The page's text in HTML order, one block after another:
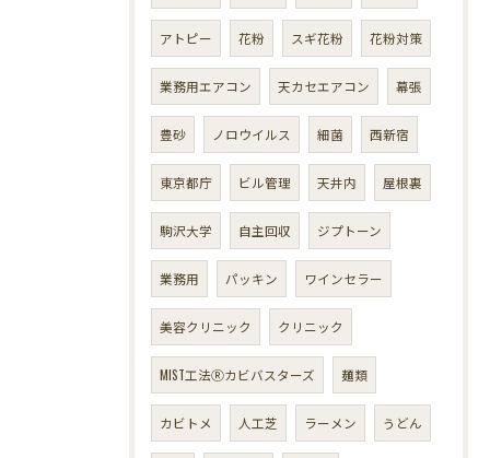
アトピー 花粉 スギ花粉 花粉対策
業務用エアコン 天カセエアコン 幕張
豊砂 ノロウイルス 細菌 西新宿
東京都庁 ビル管理 天井内 屋根裏
駒沢大学 自主回収 ジプトーン
業務用 パッキン ワインセラー
美容クリニック クリニック
MIST工法Ⓡカビバスターズ 麺類
カビトメ 人工芝 ラーメン うどん